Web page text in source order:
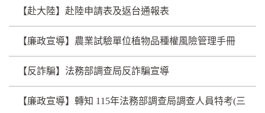
【赴大陸】赴陸申請表及返台通報表
【廉政宣導】農業試驗單位植物品種權風險管理手冊
【反詐騙】法務部調查局反詐騙宣導
【廉政宣導】轉知 115年法務部調查局調查人員特考(三